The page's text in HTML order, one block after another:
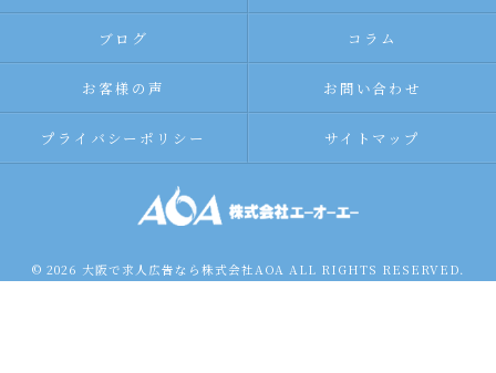
ブログ コラム
お客様の声 お問い合わせ
プライバシーポリシー サイトマップ
© 2026 大阪で求人広告なら株式会社AOA ALL RIGHTS RESERVED.